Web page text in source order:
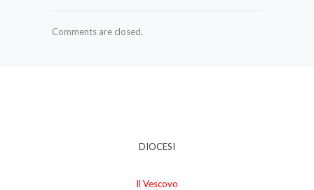
Comments are closed.
DIOCESI
Il Vescovo